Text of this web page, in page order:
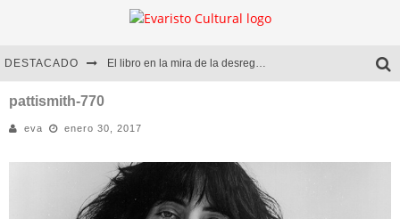
DESTACADO El libro en la mira de la desregulación
Diego Meret | Hotel Acapulco
Alejandra Correa | La nieve
pattismith-770
eva enero 30, 2017